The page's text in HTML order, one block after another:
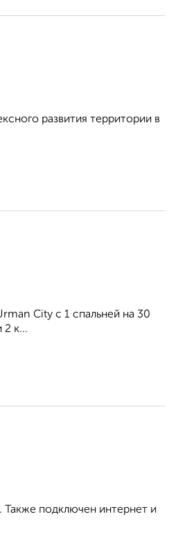
развития территории в
City с 1 спальней на 30
к...
подключен интернет и